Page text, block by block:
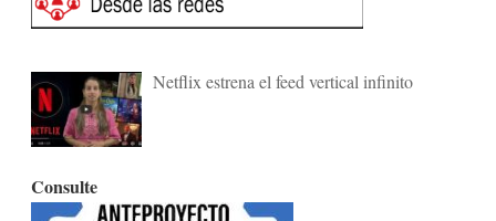
Netflix estrena el feed vertical infinito
Consulte